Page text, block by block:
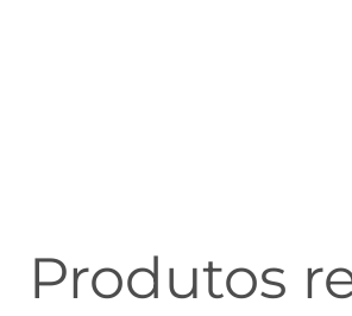
Produtos